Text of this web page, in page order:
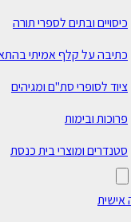
כיסויים ובתים לספרי תורה
כתיבה על קלף אמיתי
ציוד לסופרי סת"ם ומגיהים
פרוכות ובימות
סטנדרים ומוצרי בית כנסת
אישית